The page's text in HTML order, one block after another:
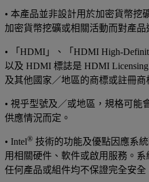
• 本產品並非設計用於加密貨幣挖
加密貨幣挖礦或相關活動而對產品
• 「HDMI」、「HDMI High-
以及 HDMI 標誌是 HDMI Licensing
及其他國家／地區的商標或註冊商
• 視乎型號及／或地區，規格可能
供應情況而定。
• Intel® 技術的功能及優點因應系
用相關硬件、軟件或啟用服務。系
任何產品或組件均不保證完全安全